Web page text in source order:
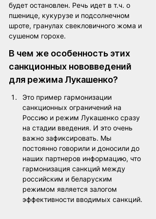
будет остановлен. Речь идет в т.ч. о
пшенице, кукурузе и подсолнечном
шроте, гранулах свекловичного жома и
сушеном горохе.
В чем же особенность этих
санкционных нововведений
для режима Лукашенко?
Это пример гармонизации
санкционных ограничений на
Россию и режим Лукашенко сразу
на стадии введения. И это очень
важно зафиксировать. Мы
постоянно говорили и доносили до
наших партнеров информацию, что
гармонизация санкций между
российским и беларуским
режимом является залогом
эффективности вводимых санкций.